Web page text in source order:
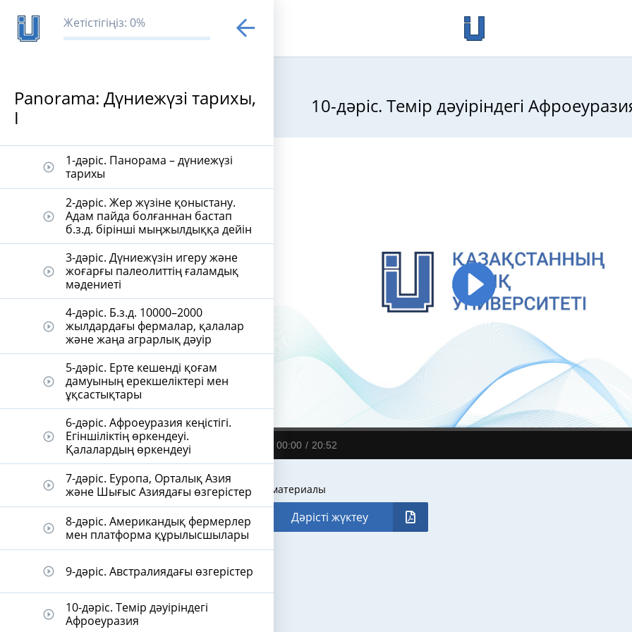
Жетістігіңіз: 0%
Panorama: Дүниежүзі тарихы,
І
play_circle_outline
1-дәріс. Панорама – дүниежүзі
тарихы
play_circle_outline
2-дәріс. Жер жүзіне қоныстану.
Адам пайда болғаннан бастап
б.з.д. бірінші мыңжылдыққа дейін
play_circle_outline
3-дәріс. Дүниежүзін игеру және
жоғарғы палеолиттің ғаламдық
мәдениеті
play_circle_outline
4-дәріс. Б.з.д. 10000–2000
жылдардағы фермалар, қалалар
және жаңа аграрлық дәуір
play_circle_outline
5-дәріс. Ерте кешенді қоғам
дамуының ерекшеліктері мен
ұқсастықтары
play_circle_outline
6-дәріс. Афроеуразия кеңістігі.
Егіншіліктің өркендеуі.
Қалалардың өркендеуі
play_circle_outline
7-дәріс. Еуропа, Орталық Азия
және Шығыс Азиядағы өзгерістер
play_circle_outline
8-дәріс. Американдық фермерлер
мен платформа құрылысшылары
play_circle_outline 9-дәріс. Австралиядағы өзгерістер
play_circle_outline
10-дәріс. Темір дәуіріндегі
Афроеуразия
10-дәріс. Темір дәуіріндегі
Panorama: Дүниежүзі тарихы, І
00:00 20:52
Видеодәріс материалы
Дәрісті жүктеу